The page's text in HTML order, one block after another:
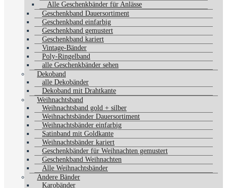
Alle Geschenkbänder für Anlässe
Geschenkband Dauersortiment
Geschenkband einfarbig
Geschenkband gemustert
Geschenkband kariert
Vintage-Bänder
Poly-Ringelband
alle Geschenkbänder sehen
Dekoband
alle Dekobänder
Dekoband mit Drahtkante
Weihnachtsband
Weihnachtsband gold + silber
Weihnachtsbänder Dauersortiment
Weihnachtsbänder einfarbig
Satinband mit Goldkante
Weihnachtsbänder kariert
Geschenkbänder für Weihnachten gemustert
Geschenkband Weihnachten
Alle Weihnachtsbänder
Andere Bänder
Karobänder